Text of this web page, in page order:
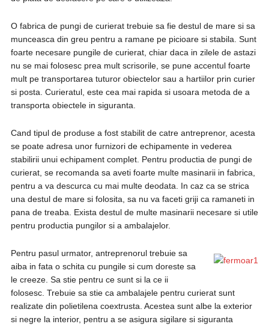
O fabrica de pungi de curierat trebuie sa fie destul de mare si sa
munceasca din greu pentru a ramane pe picioare si stabila. Sunt
foarte necesare pungile de curierat, chiar daca in zilele de astazi
nu se mai folosesc prea mult scrisorile, se pune accentul foarte
mult pe transportarea tuturor obiectelor sau a hartiilor prin curier
si posta. Curieratul, este cea mai rapida si usoara metoda de a
transporta obiectele in siguranta.
Cand tipul de produse a fost stabilit de catre antreprenor, acesta
se poate adresa unor furnizori de echipamente in vederea
stabilirii unui echipament complet. Pentru productia de pungi de
curierat, se recomanda sa aveti foarte multe masinarii in fabrica,
pentru a va descurca cu mai multe deodata. In caz ca se strica
una destul de mare si folosita, sa nu va faceti griji ca ramaneti in
pana de treaba. Exista destul de multe masinarii necesare si utile
pentru productia pungilor si a ambalajelor.
Pentru pasul urmator, antreprenorul trebuie sa
aiba in fata o schita cu pungile si cum doreste sa
le creeze. Sa stie pentru ce sunt si la ce ii
folosesc. Trebuie sa stie ca ambalajele pentru curierat sunt
realizate din polietilena coextrusta. Acestea sunt albe la exterior
si negre la interior, pentru a se asigura sigilare si siguranta